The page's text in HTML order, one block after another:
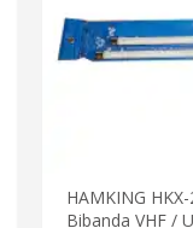
HAMKING
Bibanda VHF /